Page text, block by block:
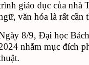
giáo dục của nhà
văn hóa là rất cần
8/9, Đại học
nhằm mục đích